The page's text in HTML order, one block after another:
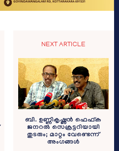
NEXT ARTICLE
ബി. ഉണ്ണികൃഷ്ണൻ ഫെഫ്‌ക
ജനറൽ സെക്രട്ടറിയായി
തുടരും; മാറ്റം വേണ്ടെന്ന്
അംഗങ്ങൾ